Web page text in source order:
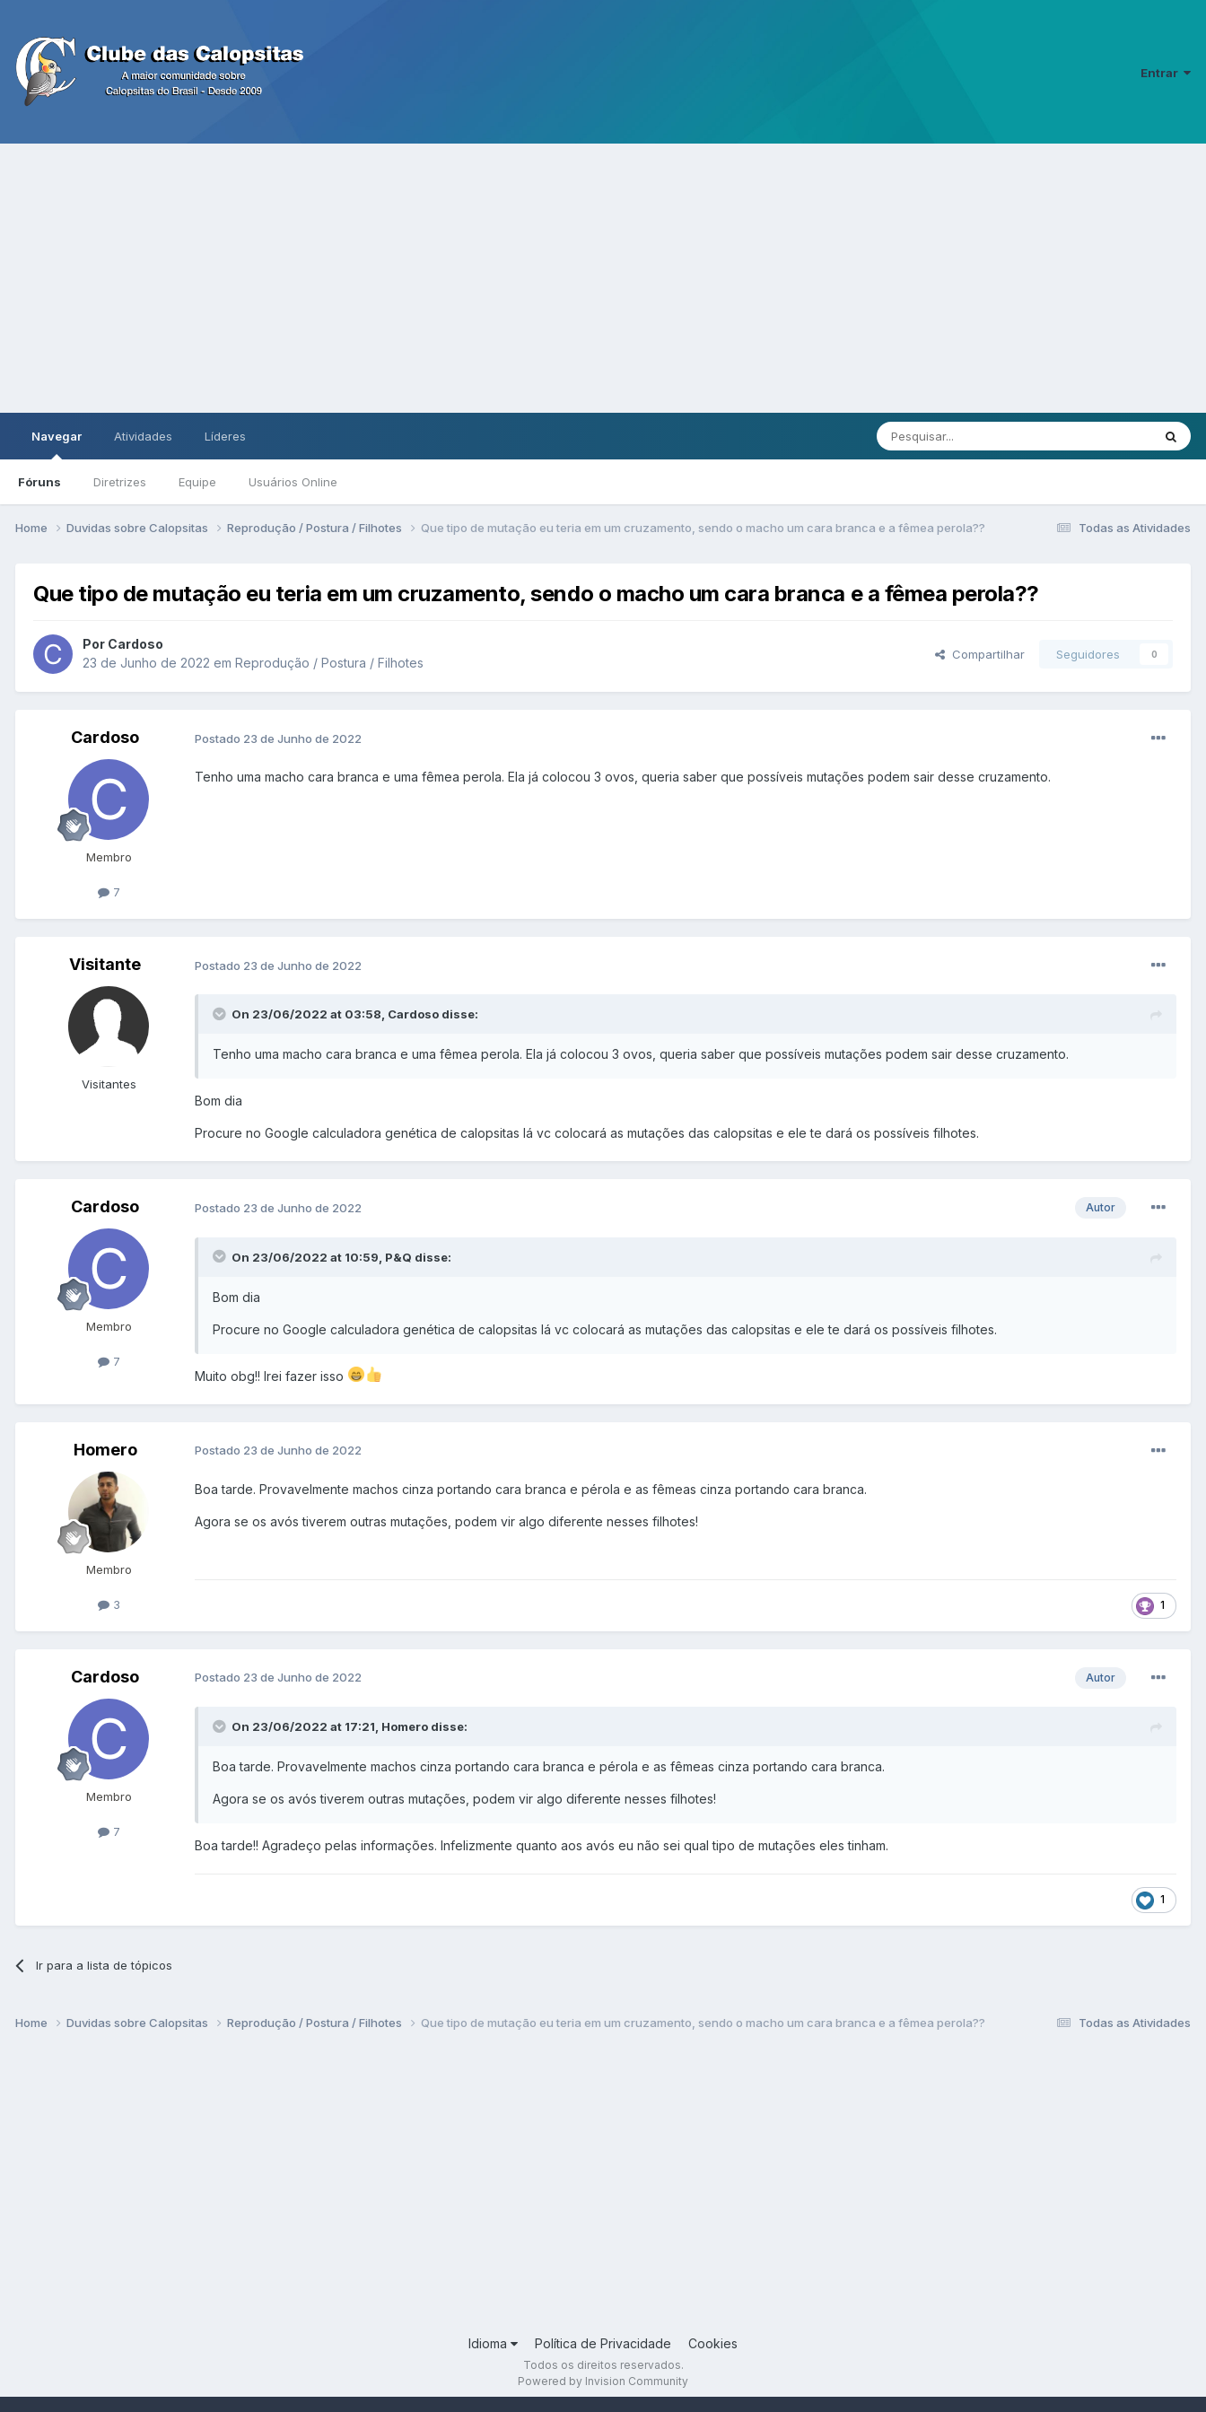
Entrar
Navegar
Fóruns Diretrizes Equipe Usuários Online
Atividades Líderes
Todas as Atividades
Home Duvidas sobre Calopsitas Reprodução / Postura / Filhotes Que tipo de mutação eu teria em um cruzamento, sendo o macho um cara branca e a fêmea perola??
Que tipo de mutação eu teria em um cruzamento, sendo o macho um cara branca e a fêmea perola??
Por Cardoso
23 de Junho de 2022 em Reprodução / Postura / Filhotes
Compartilhar Seguidores 0
Cardoso
Membro
7
Postado 23 de Junho de 2022
Tenho uma macho cara branca e uma fêmea perola. Ela já colocou 3 ovos, queria saber que possíveis mutações podem sair desse cruzamento.
Visitante
Visitantes
Postado 23 de Junho de 2022
On 23/06/2022 at 03:58, Cardoso disse:
Tenho uma macho cara branca e uma fêmea perola. Ela já colocou 3 ovos, queria saber que possíveis mutações podem sair desse cruzamento.
Bom dia
Procure no Google calculadora genética de calopsitas lá vc colocará as mutações das calopsitas e ele te dará os possíveis filhotes.
Cardoso
Membro
7
Autor
Postado 23 de Junho de 2022
On 23/06/2022 at 10:59, P&Q disse:
Bom dia
Procure no Google calculadora genética de calopsitas lá vc colocará as mutações das calopsitas e ele te dará os possíveis filhotes.
Muito obg!! Irei fazer isso
Homero
Membro
3
Postado 23 de Junho de 2022
Boa tarde. Provavelmente machos cinza portando cara branca e pérola e as fêmeas cinza portando cara branca.
Agora se os avós tiverem outras mutações, podem vir algo diferente nesses filhotes!
1
Cardoso
Membro
7
Autor
Postado 23 de Junho de 2022
On 23/06/2022 at 17:21, Homero disse:
Boa tarde. Provavelmente machos cinza portando cara branca e pérola e as fêmeas cinza portando cara branca.
Agora se os avós tiverem outras mutações, podem vir algo diferente nesses filhotes!
Boa tarde!! Agradeço pelas informações. Infelizmente quanto aos avós eu não sei qual tipo de mutações eles tinham.
1
Ir para a lista de tópicos
Todas as Atividades
Home Duvidas sobre Calopsitas Reprodução / Postura / Filhotes Que tipo de mutação eu teria em um cruzamento, sendo o macho um cara branca e a fêmea perola??
Idioma Política de Privacidade Cookies
Todos os direitos reservados.
Powered by Invision Community